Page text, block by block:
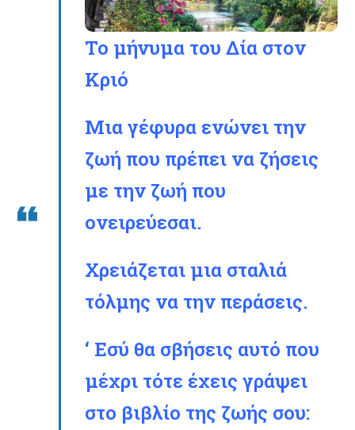
Το μήνυμα του Δία στον
Κριό
Μια γέφυρα ενώνει την
ζωή που πρέπει να ζήσεις
με την ζωή που
ονειρεύεσαι.
Χρειάζεται μια σταλιά
τόλμης να την περάσεις.
‘ Εσύ θα σβήσεις αυτό που
μέχρι τότε έχεις γράψει
στο βιβλίο της ζωής σου: